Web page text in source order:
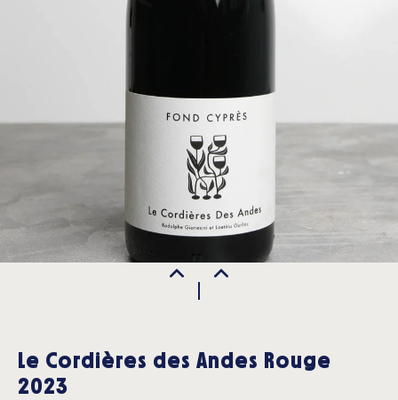
Le Cordières des Andes Rouge
2023